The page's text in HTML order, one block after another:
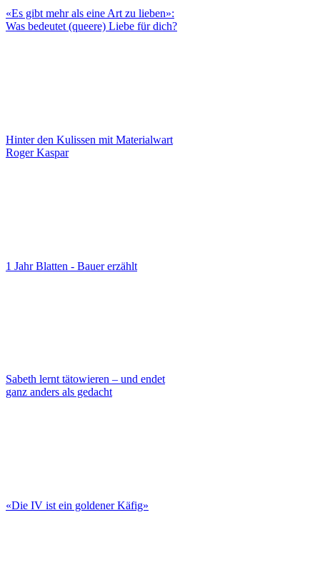
«Es gibt mehr als eine Art zu lieben»:
Was bedeutet (queere) Liebe für dich?
Hinter den Kulissen mit Materialwart
Roger Kaspar
1 Jahr Blatten - Bauer erzählt
Sabeth lernt tätowieren – und endet
ganz anders als gedacht
«Die IV ist ein goldener Käfig»